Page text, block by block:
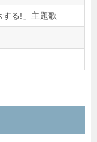
る!」主題歌